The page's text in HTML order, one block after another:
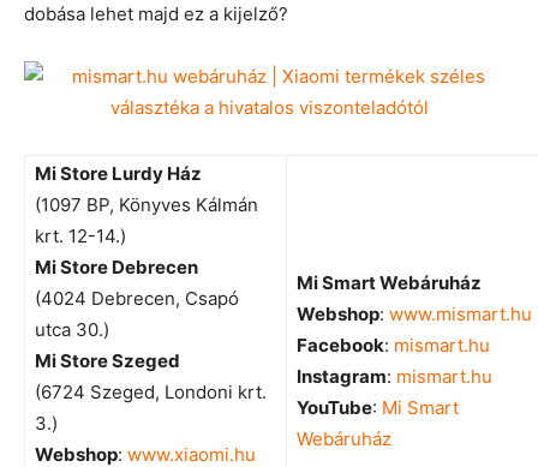
dobása lehet majd ez a kijelző?
Mi Store Lurdy Ház
(1097 BP, Könyves Kálmán
krt. 12-14.)
Mi Store Debrecen
(4024 Debrecen, Csapó
utca 30.)
Mi Store Szeged
(6724 Szeged, Londoni krt.
3.)
Webshop: www.xiaomi.hu
Mi Smart Webáruház
Webshop: www.mismart.hu
Facebook: mismart.hu
Instagram: mismart.hu
YouTube: Mi Smart
Webáruház